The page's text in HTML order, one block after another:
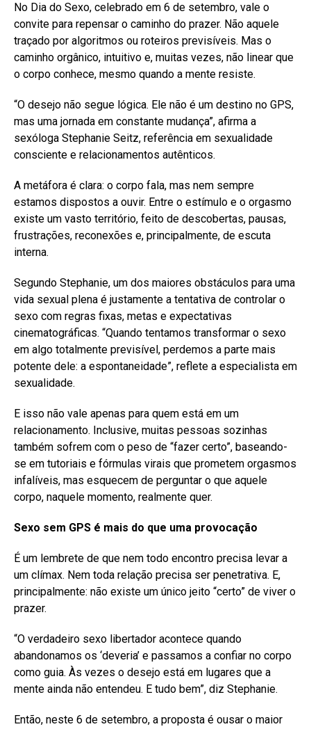
No Dia do Sexo, celebrado em 6 de setembro, vale o
convite para repensar o caminho do prazer. Não aquele
traçado por algoritmos ou roteiros previsíveis. Mas o
caminho orgânico, intuitivo e, muitas vezes, não linear que
o corpo conhece, mesmo quando a mente resiste.
“O desejo não segue lógica. Ele não é um destino no GPS,
mas uma jornada em constante mudança”, afirma a
sexóloga Stephanie Seitz, referência em sexualidade
consciente e relacionamentos autênticos.
A metáfora é clara: o corpo fala, mas nem sempre
estamos dispostos a ouvir. Entre o estímulo e o orgasmo
existe um vasto território, feito de descobertas, pausas,
frustrações, reconexões e, principalmente, de escuta
interna.
Segundo Stephanie, um dos maiores obstáculos para uma
vida sexual plena é justamente a tentativa de controlar o
sexo com regras fixas, metas e expectativas
cinematográficas. “Quando tentamos transformar o sexo
em algo totalmente previsível, perdemos a parte mais
potente dele: a espontaneidade”, reflete a especialista em
sexualidade.
E isso não vale apenas para quem está em um
relacionamento. Inclusive, muitas pessoas sozinhas
também sofrem com o peso de “fazer certo”, baseando-
se em tutoriais e fórmulas virais que prometem orgasmos
infalíveis, mas esquecem de perguntar o que aquele
corpo, naquele momento, realmente quer.
Sexo sem GPS é mais do que uma provocação
É um lembrete de que nem todo encontro precisa levar a
um clímax. Nem toda relação precisa ser penetrativa. E,
principalmente: não existe um único jeito “certo” de viver o
prazer.
“O verdadeiro sexo libertador acontece quando
abandonamos os ‘deveria’ e passamos a confiar no corpo
como guia. Às vezes o desejo está em lugares que a
mente ainda não entendeu. E tudo bem”, diz Stephanie.
Então, neste 6 de setembro, a proposta é ousar o maior